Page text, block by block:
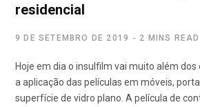
residencial
9 DE SETEMBRO DE 2019 2 MINS READ
Hoje em dia o insulfilm vai muito além dos
a aplicação das películas em móveis,
superfície de vidro plano. A película de